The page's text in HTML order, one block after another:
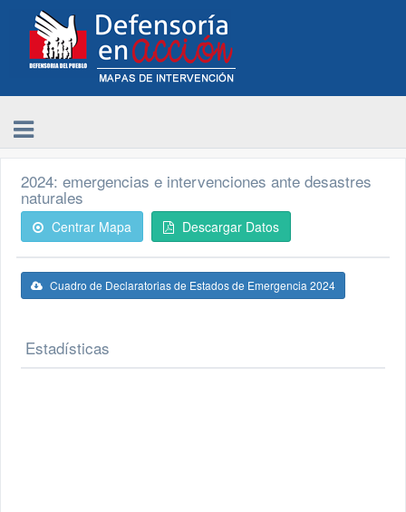
2024: emergencias e intervenciones ante desastres
naturales
Centrar Mapa Descargar Datos
Cuadro de Declaratorias de Estados de Emergencia 2024
Estadísticas